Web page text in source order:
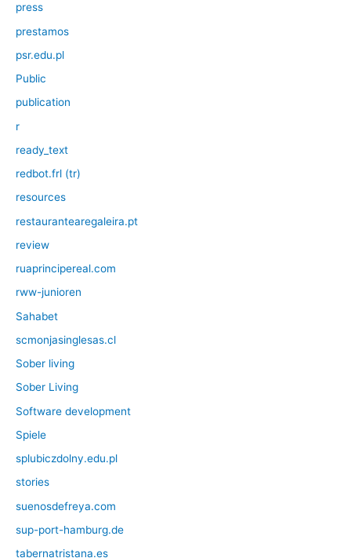
press
prestamos
psr.edu.pl
Public
publication
r
ready_text
redbot.frl (tr)
resources
restaurantearegaleira.pt
review
ruaprincipereal.com
rww-junioren
Sahabet
scmonjasinglesas.cl
Sober living
Sober Living
Software development
Spiele
splubiczdolny.edu.pl
stories
suenosdefreya.com
sup-port-hamburg.de
tabernatristana.es